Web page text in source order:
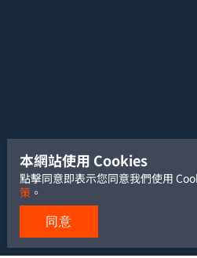
本網站使用 Cookies
點擊同意即表示您同意我們使用
策。
同意